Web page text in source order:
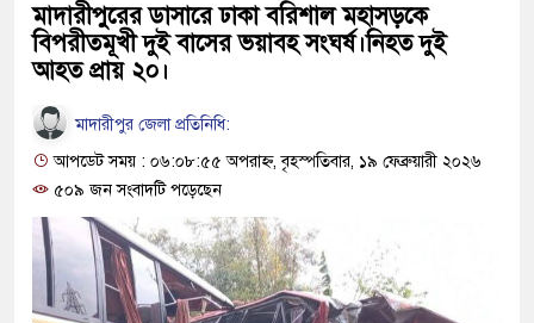
মাদারীপুরের ডাসারে ঢাকা বরিশাল মহাসড়কে
বিপরীতমূখী দুই বাসের ভয়াবহ সংঘর্ষ।নিহত দুই
আহত প্রায় ২০।
মাদারীপুর জেলা প্রতিনিধি:
আপডেট সময় : ০৬:০৮:৫৫ অপরাহ্ন, বৃহস্পতিবার, ১৯ ফেব্রুয়ারী ২০২৬
৫০৯ জন সংবাদটি পড়েছেন